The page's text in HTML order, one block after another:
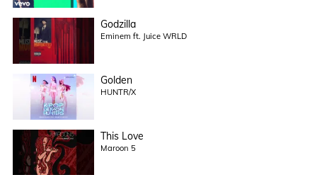
Godzilla
Eminem ft. Juice WRLD
Golden
HUNTR/X
This Love
Maroon 5